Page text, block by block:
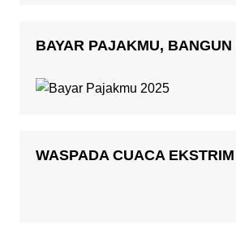
BAYAR PAJAKMU,
WASPADA CUACA EKSTRIM